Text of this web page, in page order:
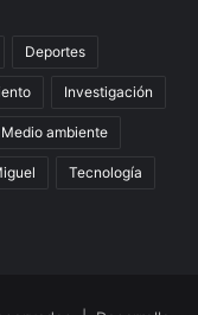
Deportes
Investigación
Medio ambiente
Tecnología